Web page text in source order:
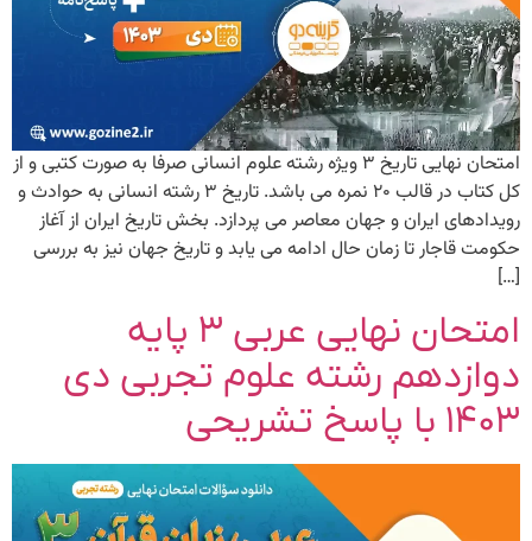
امتحان نهایی تاریخ ۳ ویژه رشته علوم انسانی صرفا به صورت کتبی و از
کل کتاب در قالب ۲۰ نمره می باشد. تاریخ ۳ رشته انسانی به حوادث و
رویدادهای ایران و جهان معاصر می پردازد. بخش تاریخ ایران از آغاز
حکومت قاجار تا زمان حال ادامه می یابد و تاریخ جهان نیز به بررسی
[…]
امتحان نهایی عربی ۳ پایه
دوازدهم رشته علوم تجربی دی
۱۴۰۳ با پاسخ تشریحی